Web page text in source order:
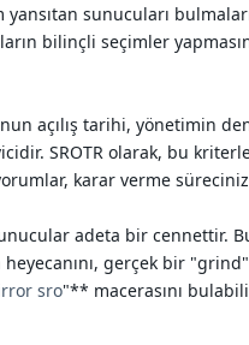
sunucuları
bilinçli seçimler
açılış tarihi, yönetimin
SROTR olarak, bu
karar verme
adeta bir cennettir.
gerçek bir
sro"** macerasını